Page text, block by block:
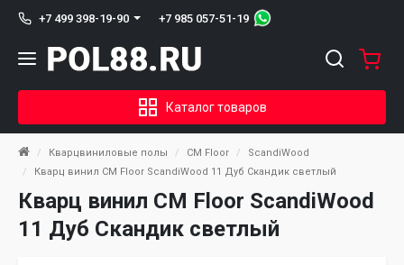
+7 499 398-19-90 +7 985 057-51-19
Каталог товаров
Кварцвиниловые полы CM Floor
ScandiWood
Кварц винил CM Floor ScandiWood 11 Дуб Скандик светлый
Кварц винил CM Floor ScandiWood
11 Дуб Скандик светлый